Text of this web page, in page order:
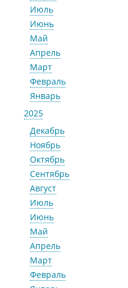
Июль
Июнь
Май
Апрель
Март
Февраль
Январь
2025
Декабрь
Ноябрь
Октябрь
Сентябрь
Август
Июль
Июнь
Май
Апрель
Март
Февраль